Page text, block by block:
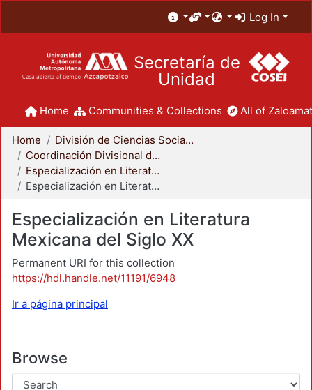
Log In
Secretaría de
Unidad
Home Communities & Collections All of
Home
División de Ciencias Sociales y Humanidades
Coordinación Divisional de Posgrado
Especialización en Literatura Mexicana del Siglo XX
Especialización en Literatura Mexicana del Siglo XX
Especialización en Literatura
Mexicana del Siglo XX
Permanent URI for this collection
https://hdl.handle.net/11191/6948
Ir a página principal
Browse